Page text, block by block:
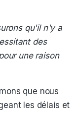
qu'il n'y a
des
une raison
que nous
les délais et